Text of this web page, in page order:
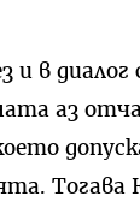
и в
аз
Тогава